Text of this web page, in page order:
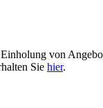
von
Sie hier.